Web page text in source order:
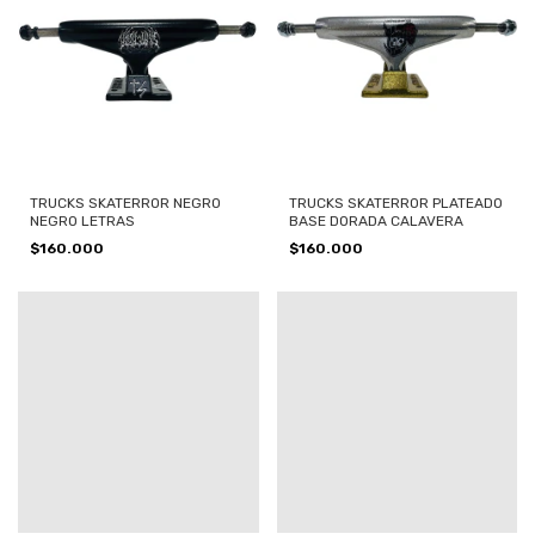
TRUCKS SKATERROR NEGRO
NEGRO LETRAS
$160.000
TRUCKS SKATERROR PLATEADO
BASE DORADA CALAVERA
$160.000